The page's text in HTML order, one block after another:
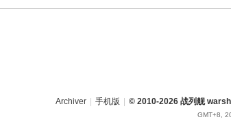
Archiver 手机版 © 2010-2026 战列舰
GMT+8,